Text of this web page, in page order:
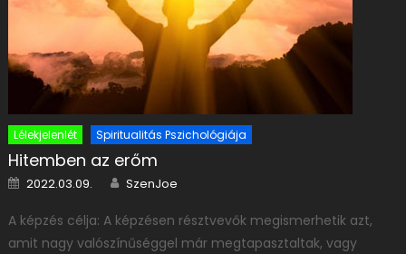
Lélekjelenlét Spiritualitás Pszichológiája
Hitemben az erőm
Posted on
2022.03.09. Author
SzenJoe
A képzés célja: A képzésen résztvevők megismerhetik azt,
amit nagy valószínűséggel már megtapasztaltak, vagy